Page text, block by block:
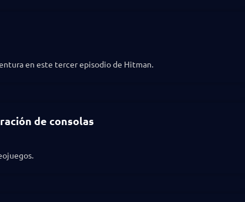
en este tercer episodio de Hitman.
de consolas